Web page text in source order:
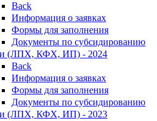
Back
Информация о заявках
Формы для заполнения
Документы по субсидированию
(ЛПХ, КФХ, ИП) - 2024
Back
Информация о заявках
Формы для заполнения
Документы по субсидированию
(ЛПХ, КФХ, ИП) - 2023